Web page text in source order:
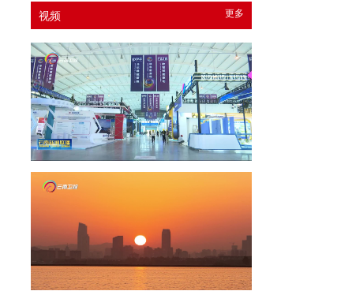
更多
视频